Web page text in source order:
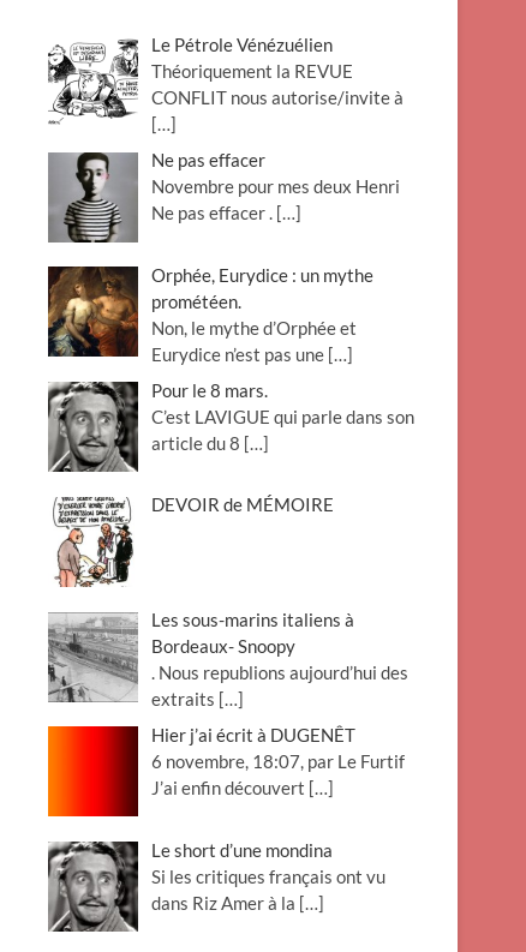
Le Pétrole Vénézuélien
Théoriquement la REVUE
CONFLIT nous autorise/invite à
[…]
Ne pas effacer
Novembre pour mes deux Henri
Ne pas effacer . […]
Orphée, Eurydice : un mythe
prométéen.
Non, le mythe d’Orphée et
Eurydice n’est pas une […]
Pour le 8 mars.
C’est LAVIGUE qui parle dans son
article du 8 […]
DEVOIR de MÉMOIRE
Les sous-marins italiens à
Bordeaux- Snoopy
. Nous republions aujourd’hui des
extraits […]
Hier j’ai écrit à DUGENÊT
6 novembre, 18:07, par Le Furtif
J’ai enfin découvert […]
Le short d’une mondina
Si les critiques français ont vu
dans Riz Amer à la […]